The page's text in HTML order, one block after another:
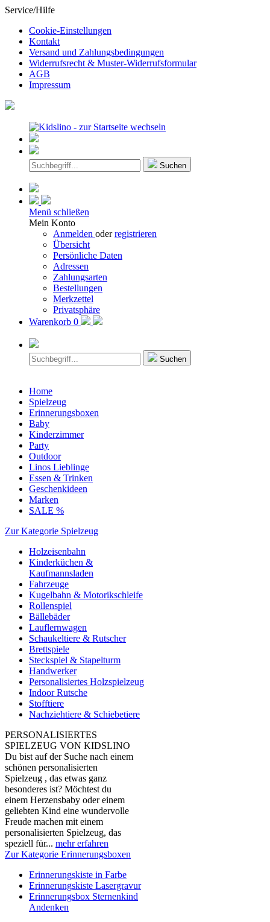
Service/Hilfe
Cookie-Einstellungen
Kontakt
Versand und Zahlungsbedingungen
Widerrufsrecht & Muster-Widerrufsformular
AGB
Impressum
Suchen
Menü schließen
Mein Konto
Anmelden oderregistrieren
Übersicht
Persönliche Daten
Adressen
Zahlungsarten
Bestellungen
Merkzettel
Privatsphäre
Warenkorb 0
Suchen
Home
Spielzeug
Erinnerungsboxen
Baby
Kinderzimmer
Party
Outdoor
Linos Lieblinge
Essen & Trinken
Geschenkideen
Marken
SALE %
Zur Kategorie Spielzeug
Holzeisenbahn
Kinderküchen &
Kaufmannsladen
Fahrzeuge
Kugelbahn & Motorikschleife
Rollenspiel
Bällebäder
Lauflernwagen
Schaukeltiere & Rutscher
Brettspiele
Steckspiel & Stapelturm
Handwerker
Personalisiertes Holzspielzeug
Indoor Rutsche
Stofftiere
Nachziehtiere & Schiebetiere
PERSONALISIERTES
SPIELZEUG VON KIDSLINO
Du bist auf der Suche nach einem
schönen personalisierten
Spielzeug , das etwas ganz
besonderes ist? Möchtest du
einem Herzensbaby oder einem
geliebten Kind eine wundervolle
Freude machen mit einem
personalisierten Spielzeug, das
speziell für... mehr erfahren
Zur Kategorie Erinnerungsboxen
Erinnerungskiste in Farbe
Erinnerungskiste Lasergravur
Erinnerungsbox Sternenkind
Andenken